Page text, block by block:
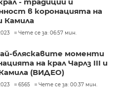
- традиции и
в коронацията на
Камила
Чете се за: 06:57 мин.
бляскавите моменти
на крал Чарлз III и
(ВИДЕО)
6565 Чете се за: 00:37 мин.